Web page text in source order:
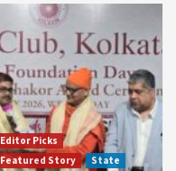
Editor Picks
Featured Story
State